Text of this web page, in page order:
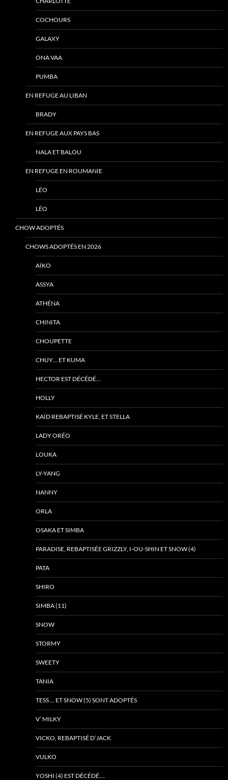
COCHOURS
GALAXY
ONA VAA
PUMBA
EN REFUGE AU LIBAN
BRADY
EN REFUGE AUX PAYS BAS
NALA ET BALOU
EN REFUGE EN ROUMANIE
LÉO
LÉO
CHOW ADOPTÉS
CHOWS ADOPTÉS EN 2026
AÏKO
ASSYA
ATHÉNA
CHINITA
CHOUPETTE
CHUY… ET KUMA
HECTOR EST DÉCÉDÉ…
HOLLY
KAÏD REBAPTISÉ KYLE, ET STELLA
LADY ORÉO
LOUKA
LY-YANG
NANNY
ORLA
OSAKA ET SIMBA
PARADISE, REBAPTISÉE GRIZZLY, I-OU-SHIN ET SNOW (4)
PATA
SHIRO
SIMBA (11)
SNOW
STORMY
SWEETY
TANIA
TESS … ET SNOW (5) SONT ADOPTÉS
V’ MILKY
VICKO, REBAPTISÉ D’JACK
VULKO
YOSHI (4) EST DÉCÉDÉ….